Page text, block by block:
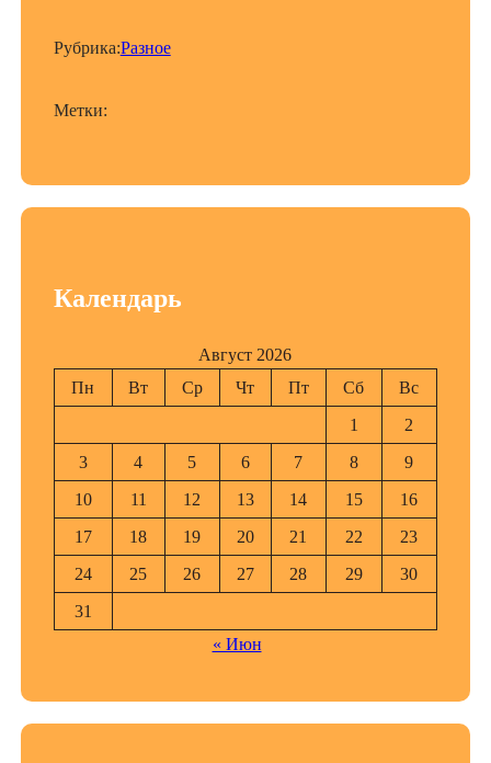
Рубрика:Разное
Метки:
Календарь
Август 2026
Пн
Вт Ср Чт Пт Сб
Вс
1
2
3
4 5 6 7 8
9
10
11 12 13 14 15
16
17
18 19 20 21 22
23
24
25 26 27 28 29
30
31
« Июн